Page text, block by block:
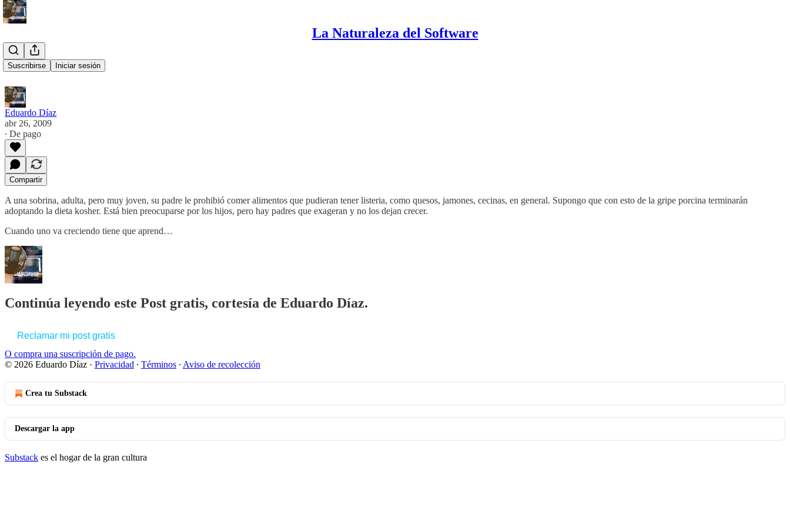
La Naturaleza del Software
Suscribirse Iniciar sesión
Decidir
Eduardo Díaz
abr 26, 2009
∙ De pago
Compartir
A una sobrina, adulta, pero muy joven, su padre le prohibió comer alimentos que pudieran tener listeria, como quesos, jamones, cecinas, en general. Supongo que con esto de la gripe porcina terminarán
adoptando la dieta kosher. Está bien preocuparse por los hijos, pero hay padres que exageran y no los dejan crecer.
Cuando uno va creciendo tiene que aprend…
Continúa leyendo este Post gratis, cortesía de Eduardo Díaz.
Reclamar mi post gratis
O compra una suscripción de pago.
© 2026 Eduardo Díaz · Privacidad ∙ Términos ∙ Aviso de recolección
Crea tu Substack
Descargar la app
Substack es el hogar de la gran cultura